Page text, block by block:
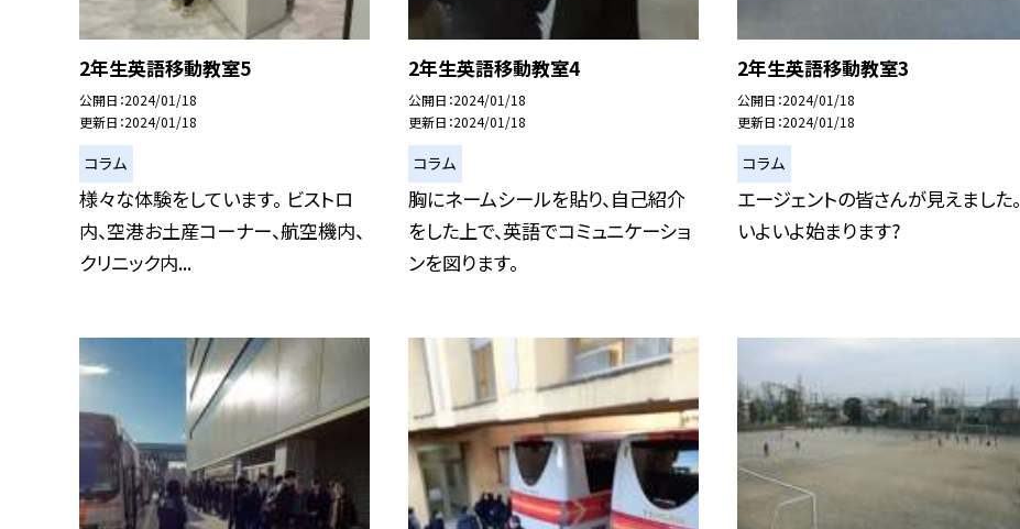
2年生英語移動教室5
公開日 2024/01/18
更新日 2024/01/18
コラム
様々な体験をしています。 ビストロ
内、空港お土産コーナー、航空機内、
クリニック内...
2年生英語移動教室4
公開日 2024/01/18
更新日 2024/01/18
コラム
胸にネームシールを貼り、自己紹介
をした上で、英語でコミュニケーショ
ンを図ります。
2年生英語移動教室3
公開日 2024/01/18
更新日 2024/01/18
コラム
エージェントの皆さんが見えました。
いよいよ始まります?